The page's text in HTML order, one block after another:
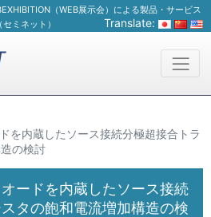
（WEB展示会）による製品・サービス
ミネット）
Translate:
を内蔵したソース接続分極超接合トラ
の検討
ードを内蔵したソース接続
タの飽和電流増加構造の検